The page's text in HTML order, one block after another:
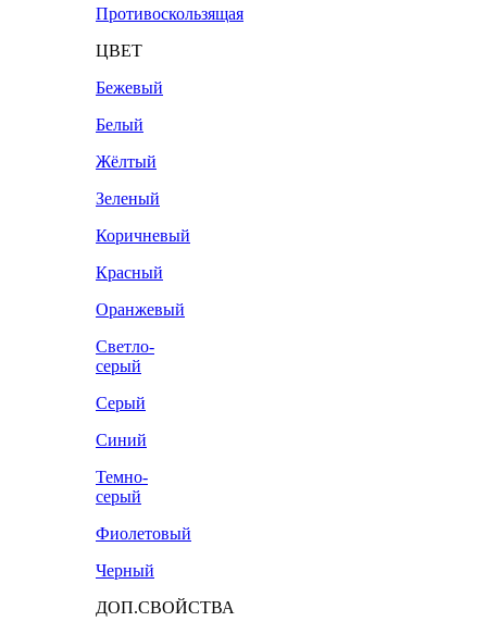
Противоскользящая
ЦВЕТ
Бежевый
Белый
Жёлтый
Зеленый
Коричневый
Красный
Оранжевый
Светло-
серый
Серый
Синий
Темно-
серый
Фиолетовый
Черный
ДОП.СВОЙСТВА